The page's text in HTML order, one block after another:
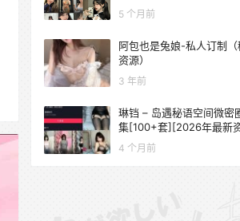
音资源更新中
5 个月前
阿包也是兔娘-私人订制（
资源）
3 年前
琳铛 – 岛遇秘语空间微密
集[100+套][2026年最新
更新中]
4 个月前